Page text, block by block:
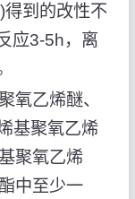
到的改性不
应3-5h，离
氧乙烯醚、
基聚氧乙烯
聚氧乙烯
中至少一